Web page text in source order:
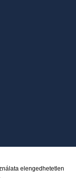
elengedhetetlen